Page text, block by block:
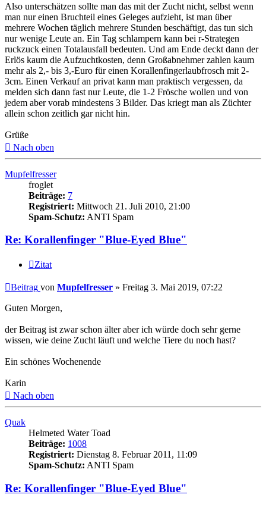
Also unterschätzen sollte man das mit der Zucht nicht, selbst wenn
man nur einen Bruchteil eines Geleges aufzieht, ist man über
mehrere Wochen täglich mehrere Stunden beschäftigt, das tun sich
nur wenige Leute an. Ein Tag schlampern kann bei r-Strategen
ruckzuck einen Totalausfall bedeuten. Und am Ende deckt dann der
Erlös kaum die Aufzuchtkosten, denn Großabnehmer zahlen kaum
mehr als 2,- bis 3,-Euro für einen Korallenfingerlaubfrosch mit 2-
3cm. Einen Verkauf an privat kann man praktisch vergessen, da
melden sich dann fast nur Leute, die 1-2 Frösche wollen und von
jedem aber vorab mindestens 3 Bilder. Das kriegt man als Züchter
allein schon zeitlich gar nicht hin.
Grüße
Nach oben
Mupfelfresser
froglet
Beiträge: 7
Registriert: Mittwoch 21. Juli 2010, 21:00
Spam-Schutz: ANTI Spam
Re: Korallenfinger "Blue-Eyed Blue"
Zitat
Beitrag von Mupfelfresser » Freitag 3. Mai 2019, 07:22
Guten Morgen,
der Beitrag ist zwar schon älter aber ich würde doch sehr gerne
wissen, wie deine Zucht läuft und welche Tiere du noch hast?
Ein schönes Wochenende
Karin
Nach oben
Quak
Helmeted Water Toad
Beiträge: 1008
Registriert: Dienstag 8. Februar 2011, 11:09
Spam-Schutz: ANTI Spam
Re: Korallenfinger "Blue-Eyed Blue"